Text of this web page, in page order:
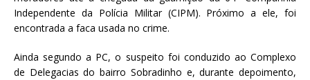
Independente da Polícia Militar (CIPM). Próximo a ele, foi
encontrada a faca usada no crime.
Ainda segundo a PC, o suspeito foi conduzido ao Complexo
de Delegacias do bairro Sobradinho e, durante depoimento,